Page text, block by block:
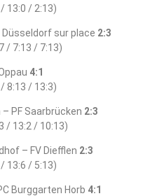
13:0 / 2:13)
Düsseldorf sur place 2:3
/ 7:13 / 7:13)
4:1
8:13 / 13:3)
PF Saarbrücken 2:3
/ 13:2 / 10:13)
– FV Diefflen 2:3
13:6 / 5:13)
Burggarten Horb 4:1